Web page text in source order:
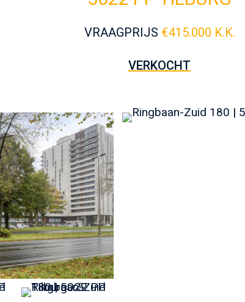
VRAAGPRIJS €415.000 K.K.
VERKOCHT